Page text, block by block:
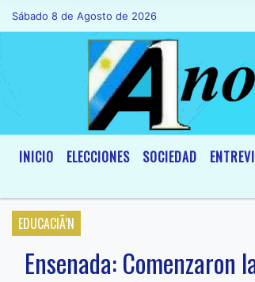
Sábado 8 de Agosto de 2026Hoy es Sábado 8
INICIO ELECCIONES SOCIEDAD
EDUCACIÃ’N
Ensenada: Comenzaron